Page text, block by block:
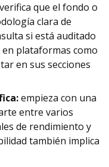
verifica que el fondo o
clara de
si está auditado
plataformas como
en sus secciones
empieza con una
entre varios
de rendimiento y
también implica